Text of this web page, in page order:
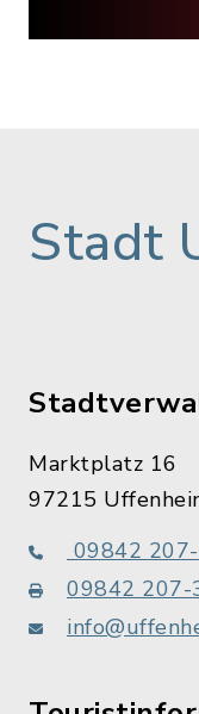
Stadt
Marktplatz 16
97215
09842
09842 207-